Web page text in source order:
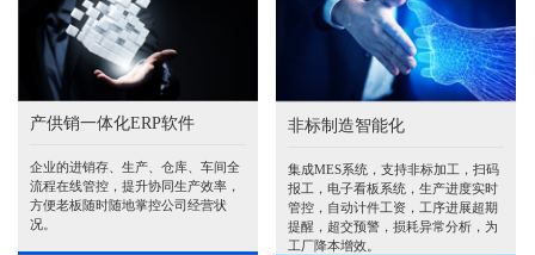
产供销一体化ERP软件
企业的进销存、生产、仓库、车间全
流程在线管控，提升协同生产效率，
方便老板随时随地掌控公司经营状
况。
非标制造智能化
集成MES系统，支持非标加工，扫码
报工，电子看板系统，生产进度实时
管控，自动计件工资，工序进展超期
提醒，超交预警，损耗异常分析，为
工厂降本增效。